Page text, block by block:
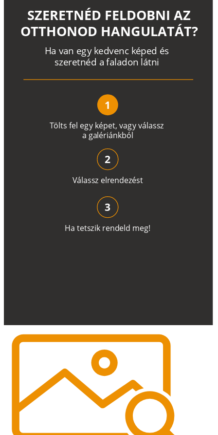
Tölts fel egy képet, vagyválassz
a galériánkból
Ha van egy kedvenc képed és
szeretnéd a faladon látni
SZERETNÉD FELDOBNI AZ
OTTHONOD HANGULATÁT?
1
Válassz elrendezést
2
Ha tetszik rendeld meg!
3